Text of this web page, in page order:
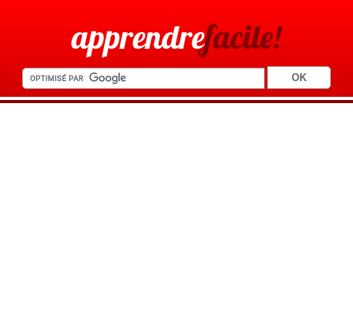
apprendrefacile!